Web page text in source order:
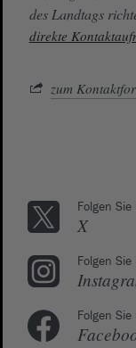
des Landtags
direkte
zum
Folgen
X
Folgen
Folgen